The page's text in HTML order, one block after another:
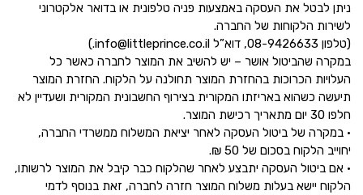
ניתן לבטל את העסקה באמצעות פניה טלפונית או בדואר אלקטרוני
לשירות הלקוחות של החברה.
(טלפון 08-9426633, דוא”ל info@littleprince.co.il.)
במקרה שהביטול אושר – יש להשיב את המוצר לחברה כאשר כל
העלויות הכרוכות בהחזרת המוצר תחולנה על הלקוח. החזרת המוצר
תיעשה כשהוא באריזתו המקורית בצירוף החשבונית המקורית ושעדיין לא
חלפו 30 יום מתאריך רכישת המוצר.
• במקרה של ביטול העסקה לאחר יציאת המשלוח ממשרדי החברה,
יחוייב הלקוח בסכום של 50 ₪.
• אם ביטול העסקה יתבצע לאחר שהלקוח כבר קיבל את המוצר לרשותו,
הלקוח יישא בעלות משלוח המוצר חזרה לחברה, זאת בנוסף לדמי